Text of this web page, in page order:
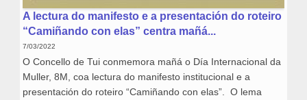
A lectura do manifesto e a presentación do roteiro
“Camiñando con elas” centra mañá...
7/03/2022
O Concello de Tui conmemora mañá o Día Internacional da
Muller, 8M, coa lectura do manifesto institucional e a
presentación do roteiro “Camiñando con elas”. O lema